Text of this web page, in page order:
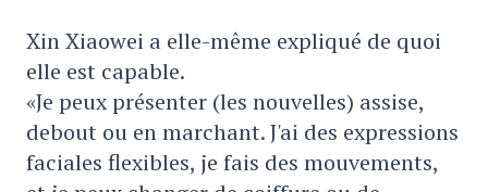
Xin Xiaowei a elle-même expliqué de quoi
elle est capable.
«Je peux présenter (les nouvelles) assise,
debout ou en marchant. J'ai des expressions
faciales flexibles, je fais des mouvements,